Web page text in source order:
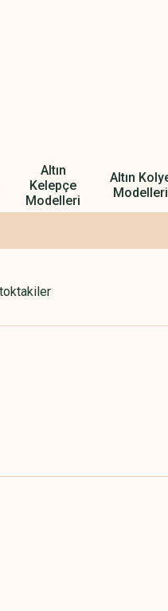
Altın
Kelepçe
Modelleri
Altın
Modelleri